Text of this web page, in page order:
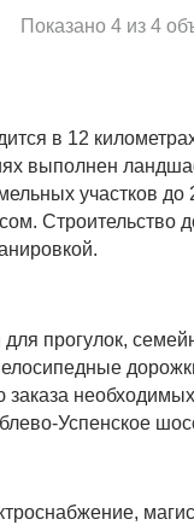
Показано 4 из 4
в 12
выполнен
участков
прогулок,
Успенское